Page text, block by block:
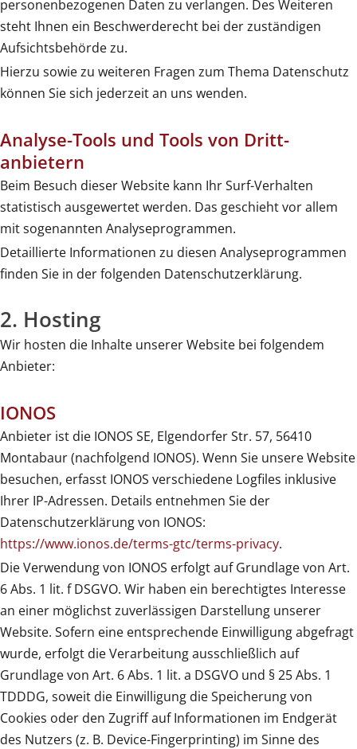
personenbezogenen Daten zu verlangen. Des Weiteren
steht Ihnen ein Beschwerderecht bei der zuständigen
Aufsichtsbehörde zu.
Hierzu sowie zu weiteren Fragen zum Thema Datenschutz
können Sie sich jederzeit an uns wenden.
Analyse-Tools und Tools von Dritt­
anbietern
Beim Besuch dieser Website kann Ihr Surf-Verhalten
statistisch ausgewertet werden. Das geschieht vor allem
mit sogenannten Analyseprogrammen.
Detaillierte Informationen zu diesen Analyseprogrammen
finden Sie in der folgenden Datenschutzerklärung.
2. Hosting
Wir hosten die Inhalte unserer Website bei folgendem
Anbieter:
IONOS
Anbieter ist die IONOS SE, Elgendorfer Str. 57, 56410
Montabaur (nachfolgend IONOS). Wenn Sie unsere Website
besuchen, erfasst IONOS verschiedene Logfiles inklusive
Ihrer IP-Adressen. Details entnehmen Sie der
Datenschutzerklärung von IONOS:
https://www.ionos.de/terms-gtc/terms-privacy.
Die Verwendung von IONOS erfolgt auf Grundlage von Art.
6 Abs. 1 lit. f DSGVO. Wir haben ein berechtigtes Interesse
an einer möglichst zuverlässigen Darstellung unserer
Website. Sofern eine entsprechende Einwilligung abgefragt
wurde, erfolgt die Verarbeitung ausschließlich auf
Grundlage von Art. 6 Abs. 1 lit. a DSGVO und § 25 Abs. 1
TDDDG, soweit die Einwilligung die Speicherung von
Cookies oder den Zugriff auf Informationen im Endgerät
des Nutzers (z. B. Device-Fingerprinting) im Sinne des